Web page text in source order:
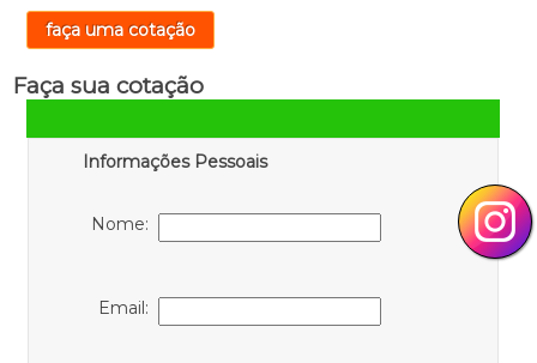
faça uma cotação
Faça sua cotação
Informações Pessoais
Nome:
Email: